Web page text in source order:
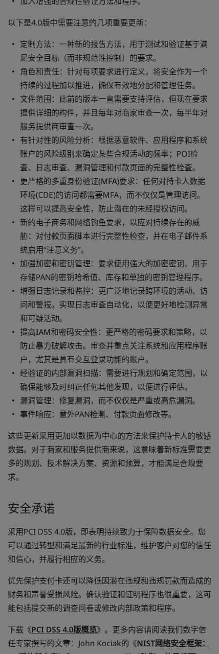
以下是4.0版中需要注意的几项重要更新：
定制方法： 一种新的报告方法，用于测试和验证基于满
足安全目标（而非规范性控制）的要求。
角色和责任： 针对每项要求进行定义，将安全作为一个
持续的过程加以推进，确保有效地分配和管理任务。
文件范围： 此前的版本一直需要支持评估，但现在要求
提供详细的构件，并且每年对商家审查一次，每半年对
服务提供商审查一次。
有针对性的风险分析： 根据恶意软件、应用程序和系统
账户的风险级别来确定某些合规活动的频率；POI检
查、日志审查、漏洞管理和付款页面的完整性检查。
更严格的多重身份验证(MFA)要求：任何对持卡人数据
环境(CDE)的访问都需要MFA，而不仅仅是管理访问。
这样可以提高安全性，防止潜在的未经授权访问。
新的电子商务和网络钓鱼要求，以应对持续存在的威
胁： 对付款页面脚本进行完整性检查，并在电子邮件系
统启用“注意义务”。
加强加密和密钥管理：要求使用强大的加密密钥、用于
存储PAN的密钥哈希值、库存和单独的密钥管理程序。
增强日志记录和监控：更广泛地记录跨环境的活动、访
问和警报。实现日志审查自动化，以便更好地检测异常
和可疑活动。
提高IAM和密码安全性：更严格的密码要求和策略，以
防止暴力破解攻击。审查并重点关注系统和应用程序账
户，尤其是具有交互登录功能的账户。
经验证的内部漏洞扫描： 需要进行规划和确定范围，以
确保能够及时纠正任何其他发现，以便进行评估。
漏洞管理：修复漏洞，而不仅仅是严重或高危漏洞。
事件响应： 意外PAN检测、付款页面修改等。
这些更新采用更加以数据为中心的方法来保护持卡人的敏感
数据。对于商家和服务提供商来说，这意味着新标准需要更
多的规划、技术解决方案、资源和预算，才能满足合规要
求。
安全承诺
采用PCI DSS 4.0版，即表明持续致力于保障数据安全。您
可以通过转型和满足最新的行业标准，维护客户对您的信任
和信心，并履行相应的义务。
优先保护支付卡还可以降低因潜在违规和违规罚款而造成的
财务和声誉受损风险。确认验证和证明程序也很重要，这可
能包括提交新的调查问卷或修改内部政策和程序。
下载《PCI DSS 4.0版概览》。更多内容请阅读我们数字信
任专家撰写的文章：John Kociak的《NIST网络安全框架：